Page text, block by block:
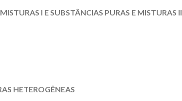
I E SUBSTÂNCIAS PURAS E MISTURAS II
HETEROGÊNEAS